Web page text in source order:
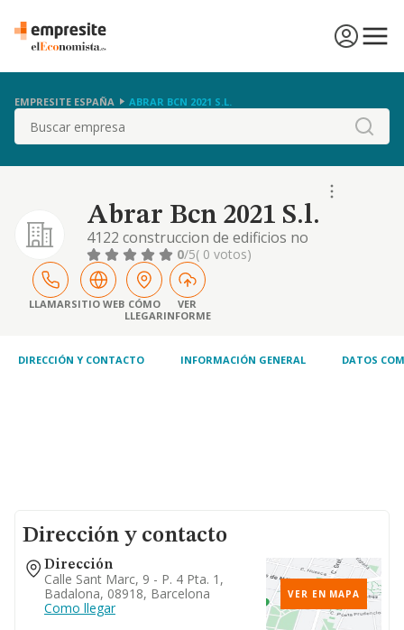
EMPRESITE ESPAÑA ABRAR BCN 2021 S.L.
Buscar
Abrar Bcn 2021 S.l.
4122 construccion de edificios no
residenciales, 4648 comercio al por mayor de
articulos de relojeria y joyeria, 4754
comercio al por menor de aparatos
electrodomesticos en establecimientos
especializados, 4644 etc
0/5( 0 votos)
LLAMARSITIO WEB CÓMO
LLEGAR
VER
INFORME
DIRECCIÓN Y CONTACTO INFORMACIÓN GENERAL DATOS
Dirección y contacto
Dirección
Calle Sant Marc, 9 - P. 4 Pta. 1,
Badalona, 08918, Barcelona
Como llegar
VER EN MAPA